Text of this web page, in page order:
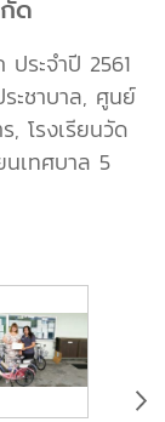
ด
ระจำปี 2561
ะชาบาล, ศูนย์
โรงเรียนวัด
นเทศบาล 5